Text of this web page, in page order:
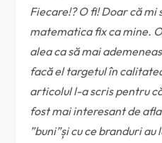
Fiecare!? O fi! Doar că mi
matematica fix ca mine.
alea ca să mai
facă el targetul în
articolul l-a scris pentru
fost mai interesant de
”buni”și cu ce branduri